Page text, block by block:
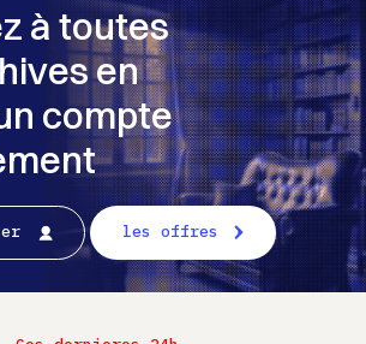
à toutes
en
compte
les offres